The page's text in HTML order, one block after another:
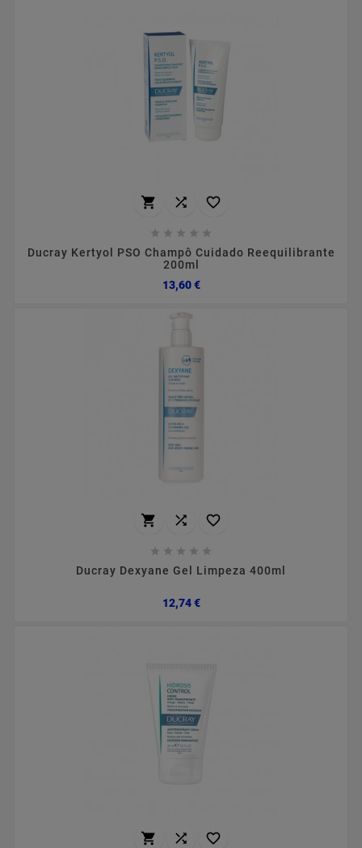
  
    
Ducray Kertyol PSO Champô Cuidado Reequilibrante
200ml
13,60 €Preço
  
    
Ducray Dexyane Gel Limpeza 400ml
12,74 €Preço
  